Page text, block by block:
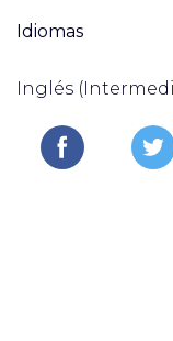
Idiomas
Inglés